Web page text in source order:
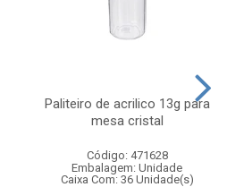
Paliteiro de acrilico 13g para
mesa cristal
Código: 471628
Embalagem: Unidade
Caixa Com: 36 Unidade(s)